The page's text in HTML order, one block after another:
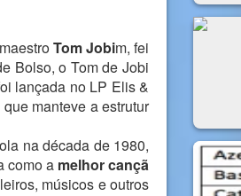
Tom Jobim, fei
Bolso, o Tom de Jobi
lançada no LP Elis &
que manteve a estrutur
na década de 1980,
como a melhor cançã
músicos e outros